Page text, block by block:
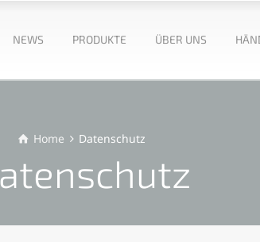
NEWS PRODUKTE ÜBER UNS
Home Datenschutz